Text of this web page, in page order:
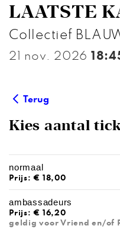
LAATSTE
Collectief
21 nov. 2026
Terug
Kies aantal
normaal
Prijs: € 18,00
ambassadeurs
Prijs: € 16,20
geldig voor Vriend en/of